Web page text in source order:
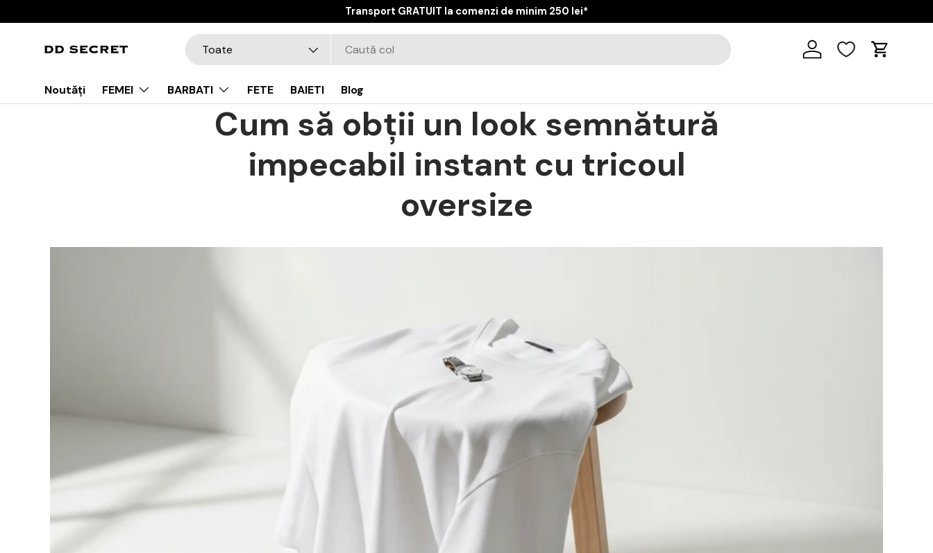
Mergi la conținut
Transport GRATUIT la comenzi de minim 250 lei*
Tip de produs
Toate Cart
Noutăți FEMEI BARBATI FETE BAIETI Blog
Cum să obții un look semnătură
impecabil instant cu tricoul
oversize